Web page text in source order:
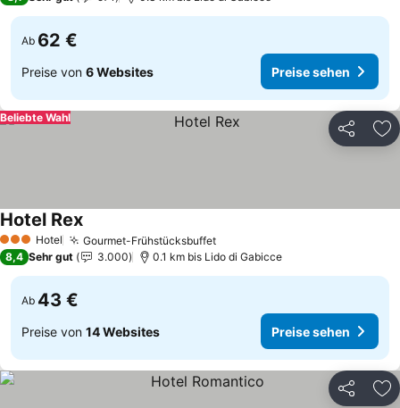
Ab 62 €
Preise von 6 Websites Preise sehen
Teilen
Beliebte Wahl
3 SterneHotel Gourmet-FrühstücksbuffetPreise sehen
Hotel RexPreise sehen
8,4 Sehr gut 3.000 0.1 km bis Lido di Gabicce
Ab 43 €
Preise von 14 Websites Preise sehen
Teilen